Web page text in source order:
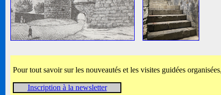
Pour tout savoir sur les nouveautés et les visites guidées
Inscription à la newsletter